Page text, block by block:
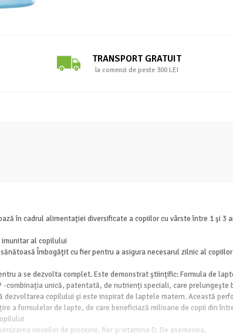
TRANSPORT GRATUIT
la comenzi de peste 300 LEI
în cadrul alimentaţiei diversificate a copiilor cu vârste între 1 şi 3
imunitar al copilului
Îmbogăţit cu fier pentru a asigura necesarul zilnic al
a se dezvolta complet. Este demonstrat ştiinţific: Formula de
combinaţia unică, patentată, de nutrienţi speciali, care
copilului şi este inspirat de laptele matern. Această
a formulelor de lapte, de care beneficiază milioane de copii din
nevoilor de proteine, fier şi vitamina D. De asemenea,